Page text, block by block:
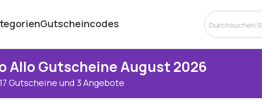
Gutscheincodes
Allo Gutscheine August 2026
Gutscheine und 3 Angebote